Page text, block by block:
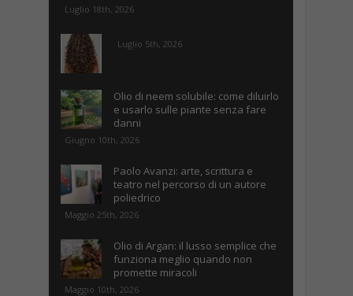
Luglio 18th, 2026
Luglio 5th, 2026
Olio di neem solubile: come diluirlo
e usarlo sulle piante senza fare
danni
Giugno 10th, 2026
Paolo Avanzi: arte, scrittura e
teatro nel percorso di un autore
poliedrico
Maggio 25th, 2026
Olio di Argan: il lusso semplice che
funziona meglio quando non
promette miracoli
Maggio 10th, 2026